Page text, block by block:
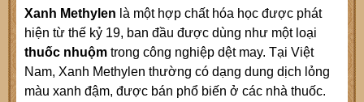
Xanh Methylen là một hợp chất hóa học được phát
hiện từ thế kỷ 19, ban đầu được dùng như một loại
thuốc nhuộm trong công nghiệp dệt may. Tại Việt
Nam, Xanh Methylen thường có dạng dung dịch lỏng
màu xanh đậm, được bán phổ biến ở các nhà thuốc.